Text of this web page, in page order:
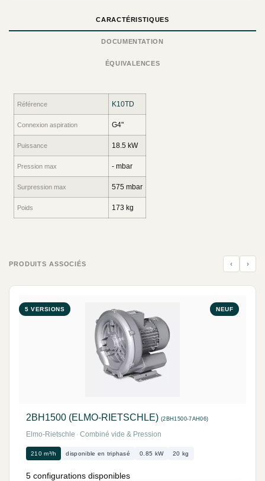
CARACTÉRISTIQUES
DOCUMENTATION
ÉQUIVALENCES
Référence K10TD
Connexion aspiration G4"
Puissance 18.5 kW
Pression max - mbar
Surpression max 575 mbar
Poids 173 kg
PRODUITS ASSOCIÉS ‹ ›
NEUF
5 VERSIONS
2BH1500 (ELMO-RIETSCHLE) (2BH1500-7AH06)
Elmo-Rietschle · Combiné vide & Pression
210 m³/h disponible en triphasé 0.85 kW 20 kg
5 configurations disponibles